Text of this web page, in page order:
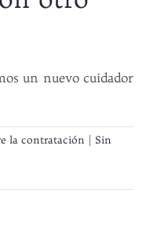
un nuevo cuidador
la contratación
Sin